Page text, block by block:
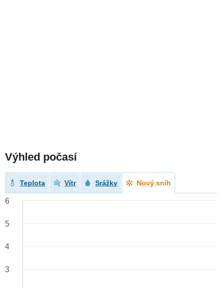
Výhled počasí
Teplota Vítr Srážky Nový sníh
6
5
4
3